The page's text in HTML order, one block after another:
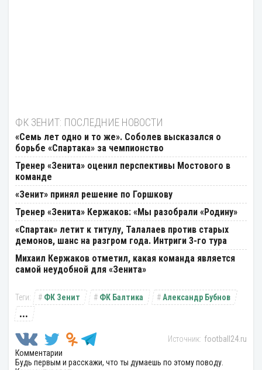
ФК ЗЕНИТ: ПОСЛЕДНИЕ НОВОСТИ
«Семь лет одно и то же». Соболев высказался о
борьбе «Спартака» за чемпионство
Тренер «Зенита» оценил перспективы Мостового в
команде
«Зенит» принял решение по Горшкову
Тренер «Зенита» Кержаков: «Мы разобрали «Родину»
«Спартак» летит к титулу, Талалаев против старых
демонов, шанс на разгром года. Интриги 3-го тура
Михаил Кержаков отметил, какая команда является
самой неудобной для «Зенита»
ФК Зенит ФК Балтика Александр Бубнов
...
football24.ru
Комментарии
Будь первым и расскажи, что ты думаешь по этому поводу.